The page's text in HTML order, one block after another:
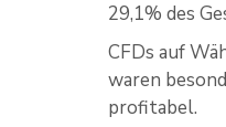
29,1% des
CFDs auf
waren
profitabel.